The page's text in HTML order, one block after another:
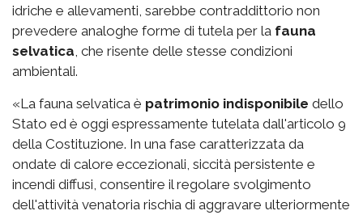
idriche e allevamenti, sarebbe contraddittorio non
prevedere analoghe forme di tutela per la fauna
selvatica , che risente delle stesse condizioni
ambientali.
«La fauna selvatica è patrimonio indisponibile dello
Stato ed è oggi espressamente tutelata dall'articolo 9
della Costituzione. In una fase caratterizzata da
ondate di calore eccezionali, siccità persistente e
incendi diffusi, consentire il regolare svolgimento
dell'attività venatoria rischia di aggravare ulteriormente